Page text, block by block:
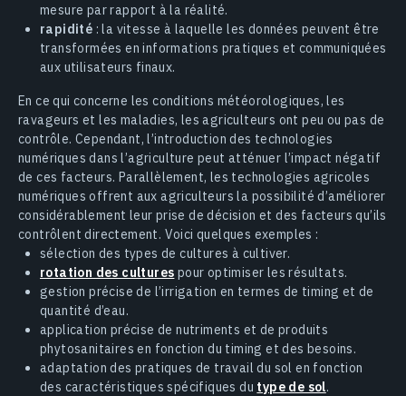
mesure par rapport à la réalité.
rapidité : la vitesse à laquelle les données peuvent être
transformées en informations pratiques et communiquées
aux utilisateurs finaux.
En ce qui concerne les conditions météorologiques, les
ravageurs et les maladies, les agriculteurs ont peu ou pas de
contrôle. Cependant, l’introduction des technologies
numériques dans l’agriculture peut atténuer l’impact négatif
de ces facteurs. Parallèlement, les technologies agricoles
numériques offrent aux agriculteurs la possibilité d’améliorer
considérablement leur prise de décision et des facteurs qu’ils
contrôlent directement. Voici quelques exemples :
sélection des types de cultures à cultiver.
rotation des cultures pour optimiser les résultats.
gestion précise de l’irrigation en termes de timing et de
quantité d’eau.
application précise de nutriments et de produits
phytosanitaires en fonction du timing et des besoins.
adaptation des pratiques de travail du sol en fonction
des caractéristiques spécifiques du type de sol.